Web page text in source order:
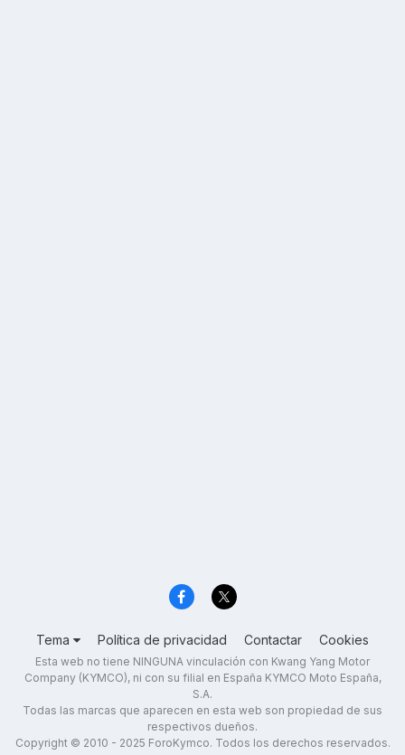
Tema Política de privacidad Contactar Cookies
Esta web no tiene NINGUNA vinculación con Kwang Yang Motor
Company (KYMCO), ni con su filial en España KYMCO Moto España,
S.A.
Todas las marcas que aparecen en esta web son propiedad de sus
respectivos dueños.
Copyright © 2010 - 2025 ForoKymco. Todos los derechos reservados.